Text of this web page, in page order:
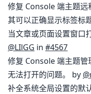
修复 Console 端主题
其可以正确显示标签标
当文章或页面设置窗口
@LIlGG in #4567
修复 Console 端主题
无法打开的问题。 by
补全系统全局设置的默